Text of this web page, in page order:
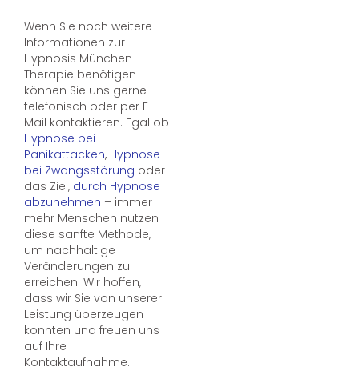
Wenn Sie noch weitere
Informationen zur
Hypnosis München
Therapie benötigen
können Sie uns gerne
telefonisch oder per E-
Mail kontaktieren. Egal ob
Hypnose bei
Panikattacken, Hypnose
bei Zwangsstörung oder
das Ziel, durch Hypnose
abzunehmen – immer
mehr Menschen nutzen
diese sanfte Methode,
um nachhaltige
Veränderungen zu
erreichen. Wir hoffen,
dass wir Sie von unserer
Leistung überzeugen
konnten und freuen uns
auf Ihre
Kontaktaufnahme.